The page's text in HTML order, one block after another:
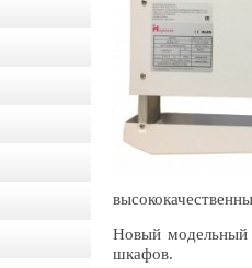
Новый модельный
шкафов.